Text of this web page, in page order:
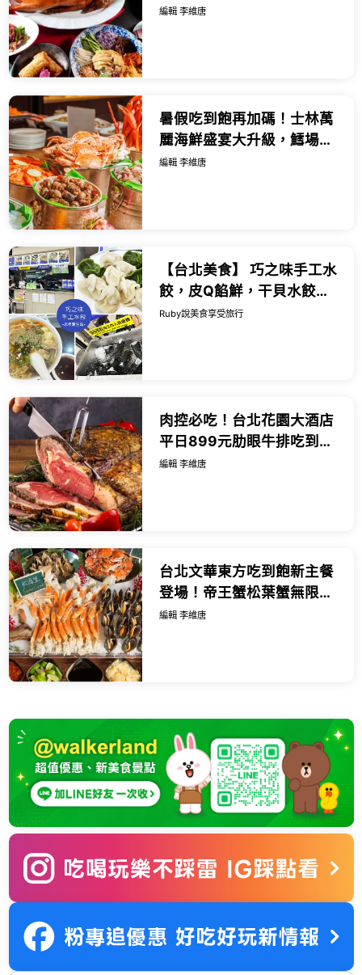
心，粵菜控必吃。
編輯 李維唐
暑假吃到飽再加碼！士林萬
麗海鮮盛宴大升級，鱈場蟹
腳活鮑魚與日系慢活下午茶
編輯 李維唐
【台北美食】 巧之味手工水
餃，皮Q餡鮮，干貝水餃都
值得一試，酸辣湯也很推薦
Ruby說美食享受旅行
肉控必吃！台北花園大酒店
平日899元肋眼牛排吃到
飽，再加碼吃主廚特製燒
編輯 李維唐
台北文華東方吃到飽新主餐
登場！帝王蟹松葉蟹無限暢
吃搭配日本和牛海陸盛宴。
編輯 李維唐